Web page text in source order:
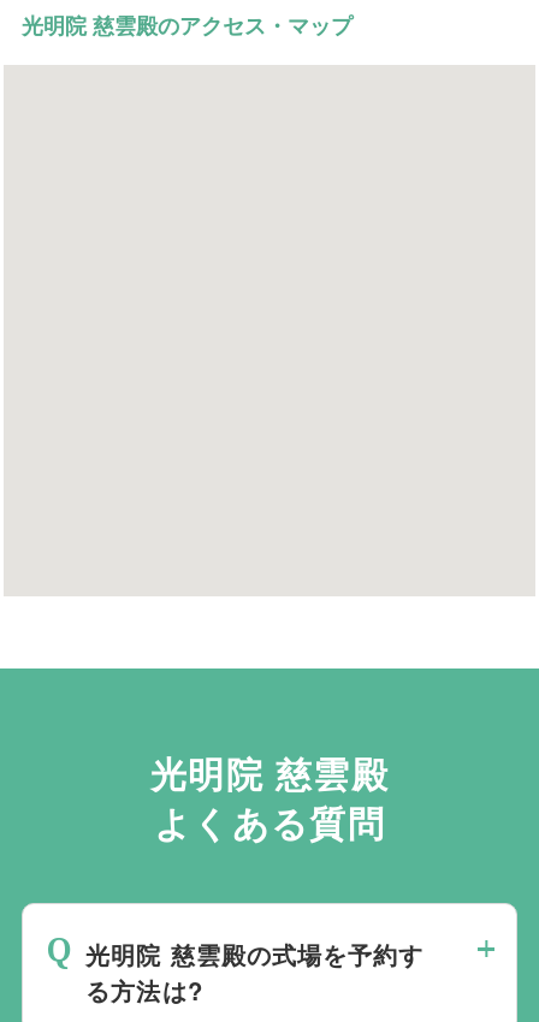
光明院 慈雲殿のアクセス・マップ
光明院 慈雲殿
よくある質問
光明院 慈雲殿の式場を予約す
る方法は?